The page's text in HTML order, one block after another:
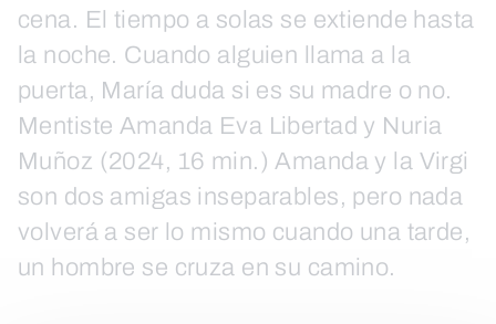
cena. El tiempo a solas se extiende hasta
la noche. Cuando alguien llama a la
puerta, María duda si es su madre o no.
Mentiste Amanda Eva Libertad y Nuria
Muñoz (2024, 16 min.) Amanda y la Virgi
son dos amigas inseparables, pero nada
volverá a ser lo mismo cuando una tarde,
un hombre se cruza en su camino.